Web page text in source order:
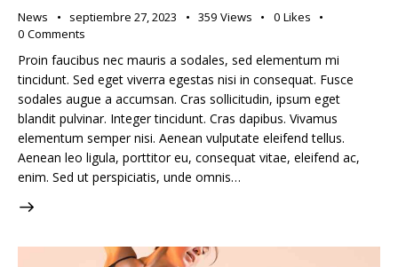
News septiembre 27, 2023 359 Views 0 Likes
0 Comments
Proin faucibus nec mauris a sodales, sed elementum mi
tincidunt. Sed eget viverra egestas nisi in consequat. Fusce
sodales augue a accumsan. Cras sollicitudin, ipsum eget
blandit pulvinar. Integer tincidunt. Cras dapibus. Vivamus
elementum semper nisi. Aenean vulputate eleifend tellus.
Aenean leo ligula, porttitor eu, consequat vitae, eleifend ac,
enim. Sed ut perspiciatis, unde omnis…